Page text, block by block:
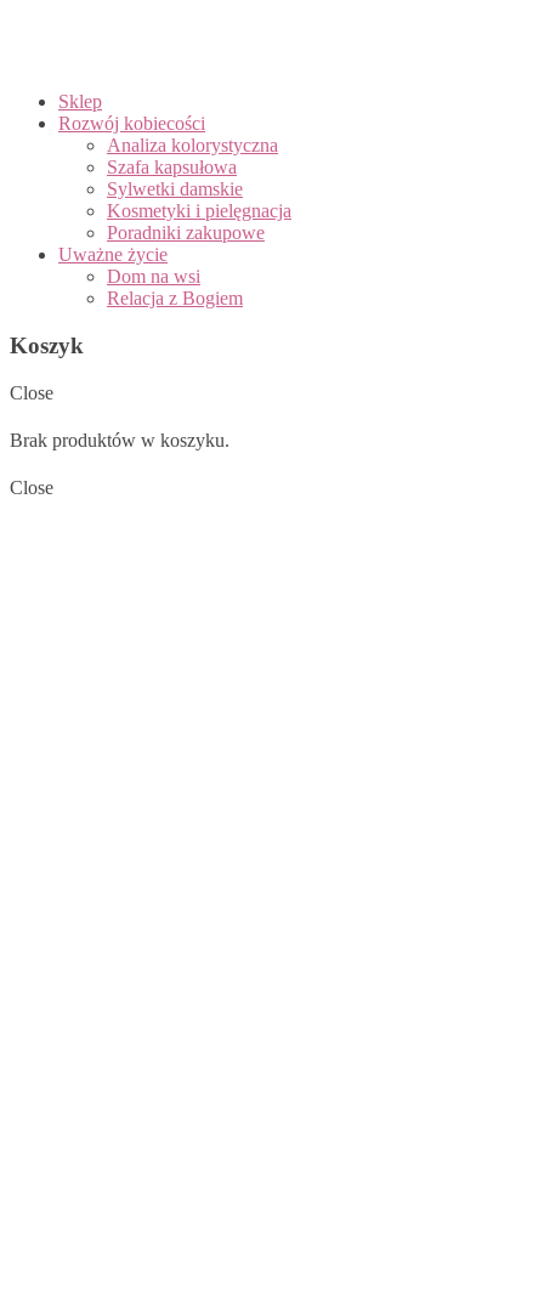
Sklep
Rozwój kobiecości
Analiza kolorystyczna
Szafa kapsułowa
Sylwetki damskie
Kosmetyki i pielęgnacja
Poradniki zakupowe
Uważne życie
Dom na wsi
Relacja z Bogiem
Koszyk
Close
Brak produktów w koszyku.
Close